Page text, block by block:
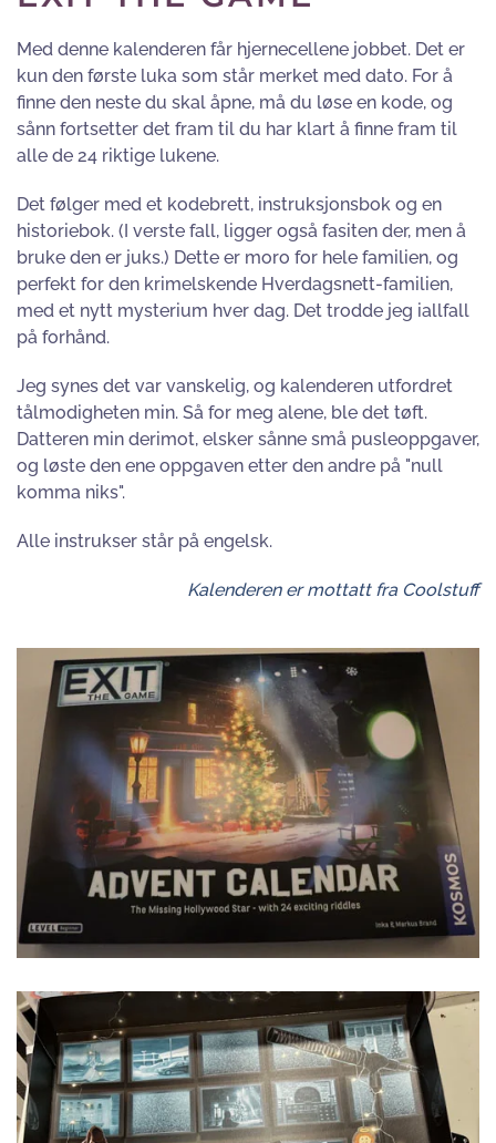
Med denne kalenderen får hjernecellene jobbet. Det er
kun den første luka som står merket med dato. For å
finne den neste du skal åpne, må du løse en kode, og
sånn fortsetter det fram til du har klart å finne fram til
alle de 24 riktige lukene.
Det følger med et kodebrett, instruksjonsbok og en
historiebok. (I verste fall, ligger også fasiten der, men å
bruke den er juks.) Dette er moro for hele familien, og
perfekt for den krimelskende Hverdagsnett-familien,
med et nytt mysterium hver dag. Det trodde jeg iallfall
på forhånd.
Jeg synes det var vanskelig, og kalenderen utfordret
tålmodigheten min. Så for meg alene, ble det tøft.
Datteren min derimot, elsker sånne små pusleoppgaver,
og løste den ene oppgaven etter den andre på "null
komma niks".
Alle instrukser står på engelsk.
Kalenderen er mottatt fra Coolstuff